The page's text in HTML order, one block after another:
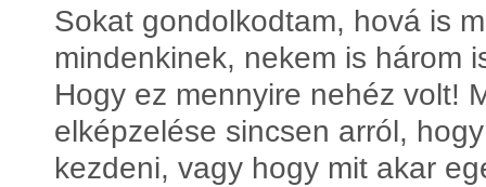
Sokat gondolkodtam, hová is
mindenkinek, nekem is három
Hogy ez mennyire nehéz volt!
elképzelése sincsen arról,
kezdeni, vagy hogy mit akar